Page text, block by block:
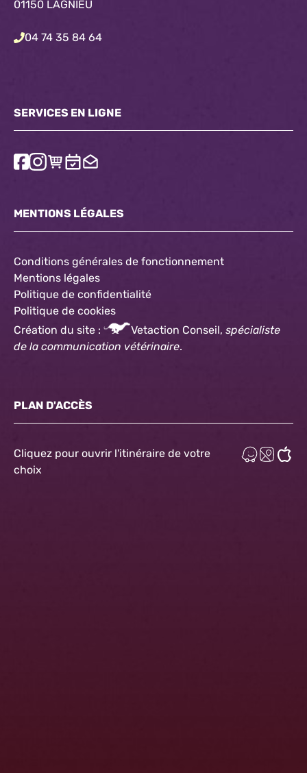
01150 LAGNIEU
04 74 35 84 64
SERVICES EN LIGNE
MENTIONS LÉGALES
Conditions générales de fonctionnement
Mentions légales
Politique de confidentialité
Politique de cookies
Création du site :
Vetaction Conseil, spécialiste
de la communication vétérinaire.
PLAN D'ACCÈS
Cliquez pour ouvrir l'itinéraire de votre
choix